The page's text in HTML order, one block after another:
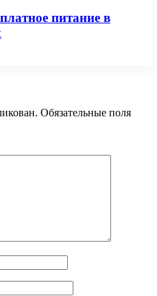
питание в
Обязательные поля